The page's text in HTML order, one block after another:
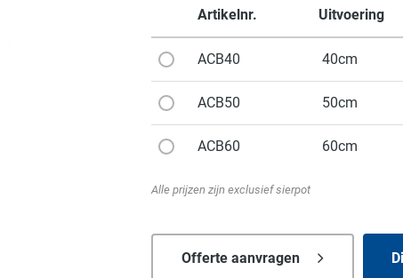
Artikelnr. Uitvoering
ACB40 40cm
ACB50 50cm
ACB60 60cm
Alle prijzen zijn exclusief sierpot
Offerte aanvragen